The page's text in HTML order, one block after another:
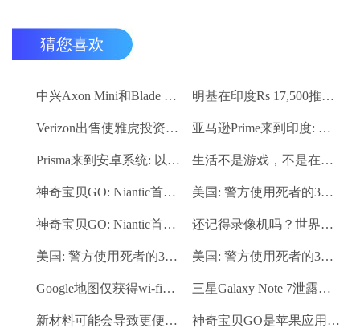
猜您喜欢
中兴Axon Mini和Blade V6分别以Rs 23,599和Rs 9,999推出 明基在印度Rs 17,500推出EW2775ZH眼保健监视器
Verizon出售使雅虎投资者押注存根 亚马逊Prime来到印度: 这是你需要知道的一切
Prisma来到安卓系统: 以下是它如何对抗竞争 生活不是游戏，不是在路上玩的: 孟买警察到口袋妖怪围棋爱好者
神奇宝贝GO: Niantic首席执行官暗示在动漫展上添加新的神奇宝贝 美国: 警方使用死者的3D打印指纹解决谋杀案
神奇宝贝GO: Niantic首席执行官暗示在动漫展上添加新的神奇宝贝 还记得录像机吗？世界已经看到了最后一个
美国: 警方使用死者的3D打印指纹解决谋杀案 美国: 警方使用死者的3D打印指纹解决谋杀案
Google地图仅获得wi-fi功能: 这是它的工作方式 三星Galaxy Note 7泄露：虹膜扫描仪，新S笔功能显现
新材料可能会导致更便宜的太阳能电池 神奇宝贝GO是苹果应用商店第一周下载次数最多的应用